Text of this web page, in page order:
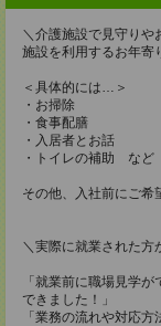
＼介護施設で見守りや
施設を利用するお年寄
＜具体的には…＞
・お掃除
・食事配膳
・入居者とお話
・トイレの補助 など
その他、入社前にご希
＼実際に就業された方
「就業前に職場見学
できました！」
「業務の流れや対応